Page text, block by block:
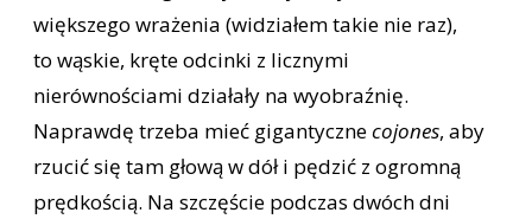
większego wrażenia (widziałem takie nie raz),
to wąskie, kręte odcinki z licznymi
nierównościami działały na wyobraźnię.
Naprawdę trzeba mieć gigantycznecojones, aby
rzucić się tam głową w dół i pędzić z ogromną
prędkością. Na szczęście podczas dwóch dni